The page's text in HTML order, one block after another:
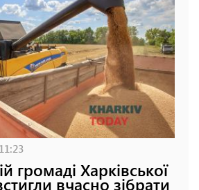
громаді Харківської
вчасно зібрати